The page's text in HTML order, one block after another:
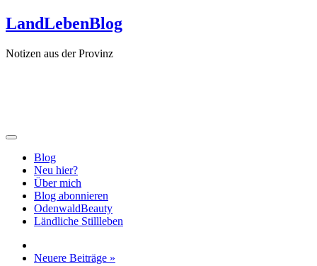
Zum
Inhalt
LandLebenBlog
Notizen aus der Provinz
Blog
Neu hier?
Über mich
Blog abonnieren
OdenwaldBeauty
Ländliche Stillleben
Neuere Beiträge »